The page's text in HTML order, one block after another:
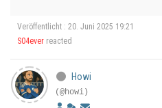
Veröffentlicht : 20. Juni 2025 19:21
S04ever reacted
Howi
(@howi)